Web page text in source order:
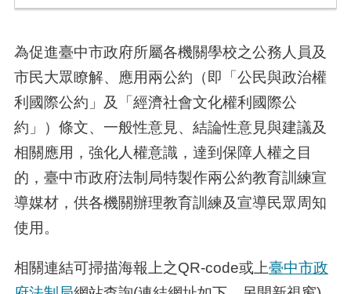
為促進臺中市政府所屬各機關學校之公務人員及
市民大眾瞭解、應用兩公約（即「公民與政治權
利國際公約」及「經濟社會文化權利國際公
約」）條文、一般性意見、結論性意見與建議及
相關應用，強化人權意識，達到保障人權之目
的，臺中市政府法制局特製作兩公約教育訓練宣
導媒材，供各機關辦理教育訓練及宣導民眾周知
使用。
相關連結可掃描海報上之QR-code或上臺中市政